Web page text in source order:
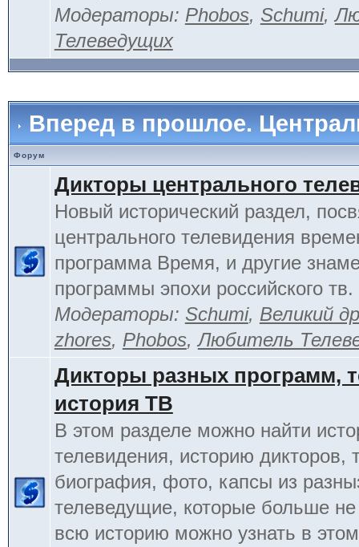
Модераторы: Phobos, Schumi,
Телеведущих
Вперед в прошлое.
Форум
Дикторы центрального
Новый исторический раздел,
центрального телевидения
программа Время, и другие
программы эпохи российского тв.
Модераторы: Schumi, Великий
zhores, Phobos,Любитель
Дикторы разных программ,
история ТВ
В этом разделе можно найти
телевидения, историю дикторов,
биография, фото, капсы из
телеведущие, которые больше
всю историю можно узнать в